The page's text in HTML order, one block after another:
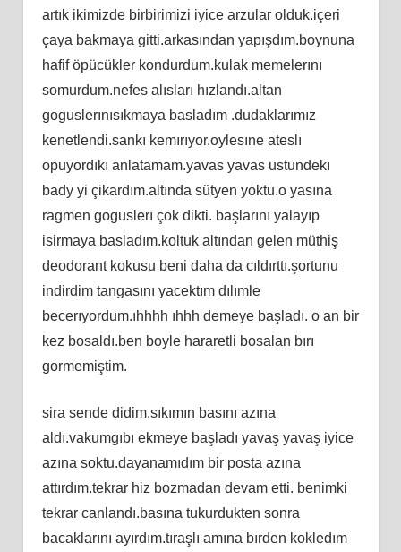
artık ikimizde birbirimizi iyice arzular olduk.içeri
çaya bakmaya gitti.arkasından yapışdım.boynuna
hafif öpücükler kondurdum.kulak memelerını
somurdum.nefes alısları hızlandı.altan
goguslerınısıkmaya basladım .dudaklarımız
kenetlendi.sankı kemırıyor.oylesıne ateslı
opuyordıkı anlatamam.yavas yavas ustundekı
bady yi çikardım.altında sütyen yoktu.o yasına
ragmen goguslerı çok dikti. başlarını yalayıp
isirmaya basladım.koltuk altından gelen müthiş
deodorant kokusu beni daha da cıldırttı.şortunu
indirdim tangasını yacektım dılımle
becerıyordum.ıhhhh ıhhh demeye başladı. o an bir
kez bosaldı.ben boyle hararetli bosalan bırı
gormemiştim.
sira sende didim.sıkımın basını azına
aldı.vakumgıbı ekmeye başladı yavaş yavaş iyice
azına soktu.dayanamıdım bir posta azına
attırdım.tekrar hiz bozmadan devam etti. benimki
tekrar canlandı.basına tukurdukten sonra
bacaklarını ayırdım.tıraşlı amına bırden kokledım